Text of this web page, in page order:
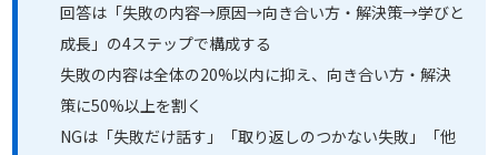
回答は「失敗の内容→原因→向き合い方・解決策→学びと
成長」の4ステップで構成する
失敗の内容は全体の20%以内に抑え、向き合い方・解決
策に50%以上を割く
NGは「失敗だけ話す」「取り返しのつかない失敗」「他